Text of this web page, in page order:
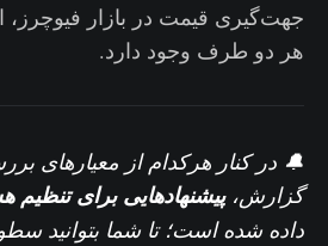
جهت‌گیری قیمت در بازار
هر دو طرف وجود دارد.
🔔 در کنار هرکدام از معیار‌های
گزارش،پیشنهادهایی برای تنظیم
داده شده است؛ تا شما بتوانید